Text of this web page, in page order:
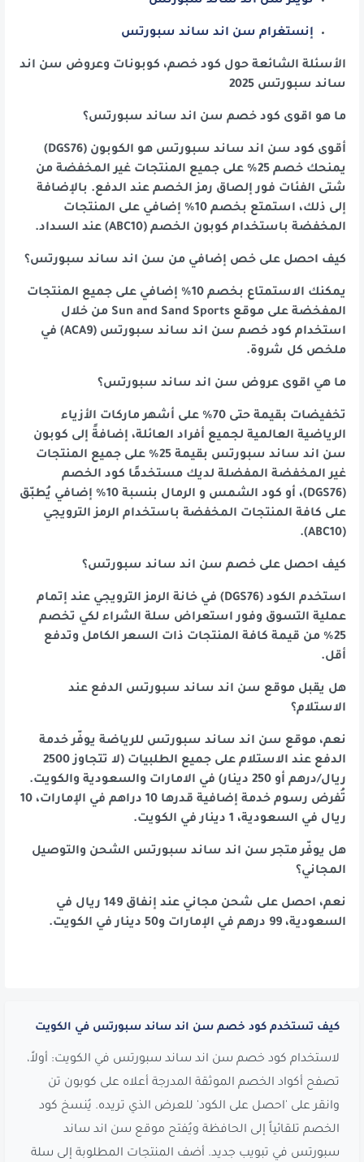
إنستغرام سن اند ساند سبورتس
الأسئلة الشائعة حول كود خصم، كوبونات وعروض سن اند
ساند سبورتس 2025
ما هو اقوى كود خصم سن اند ساند سبورتس؟
أقوى كود سن اند ساند سبورتس هو الكوبون (DGS76)
يمنحك خصم 25% على جميع المنتجات غير المخفضة من
شتى الفئات فور إلصاق رمز الخصم عند الدفع. بالإضافة
إلى ذلك، استمتع بخصم 10% إضافي على المنتجات
المخفضة باستخدام كوبون الخصم (ABC10) عند السداد.
كيف احصل على خص إضافي من سن اند ساند سبورتس؟
يمكنك الاستمتاع بخصم 10% إضافي على جميع المنتجات
المفخضة على موقع Sun and Sand Sports من خلال
استخدام كود خصم سن اند ساند سبورتس (ACA9) في
ملخص كل شروة.
ما هي اقوى عروض سن اند ساند سبورتس؟
تخفيضات بقيمة حتى 70% على أشهر ماركات الأزياء
الرياضية العالمية لجميع أفراد العائلة، إضافةً إلى كوبون
سن اند ساند سبورتس بقيمة 25% على جميع المنتجات
غير المخفضة المفضلة لديك مستخدمًا كود الخصم
(DGS76)، أو كود الشمس و الرمال بنسبة 10% إضافي يُطبّق
على كافة المنتجات المخفضة باستخدام الرمز الترويجي
كيف احصل على خصم سن اند ساند سبورتس؟
استخدم الكود (DGS76) في خانة الرمز الترويجي عند إتمام
عملية التسوق وفور استعراض سلة الشراء لكي تخصم
25% من قيمة كافة المنتجات ذات السعر الكامل وتدفع
أقل.
هل يقبل موقع سن اند ساند سبورتس الدفع عند
الاستلام؟
نعم، موقع سن اند ساند سبورتس للرياضة يوفّر خدمة
الدفع عند الاستلام على جميع الطلبيات (لا تتجاوز 2500
ريال/درهم أو 250 دينار) في الامارات والسعودية والكويت.
تُفرض رسوم خدمة إضافية قدرها 10 دراهم في الإمارات، 10
ريال في السعودية، 1 دينار في الكويت.
هل يوفّر متجر سن اند ساند سبورتس الشحن والتوصيل
المجاني؟
نعم، احصل على شحن مجاني عند إنفاق 149 ريال في
السعودية، 99 درهم في الإمارات و50 دينار في الكويت.
كيف تستخدم كود خصم سن اند ساند سبورتس في الكويت
لاستخدام كود خصم سن اند ساند سبورتس في الكويت: أولاً،
تصفح أكواد الخصم الموثقة المدرجة أعلاه على كوبون تن
وانقر على 'احصل على الكود' للعرض الذي تريده. يُنسخ كود
الخصم تلقائياً إلى الحافظة ويُفتح موقع سن اند ساند
سبورتس في تبويب جديد. أضف المنتجات المطلوبة إلى سلة